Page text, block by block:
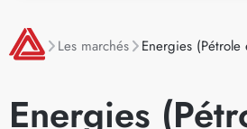
Les marchés Energies (Pétrole
Energies